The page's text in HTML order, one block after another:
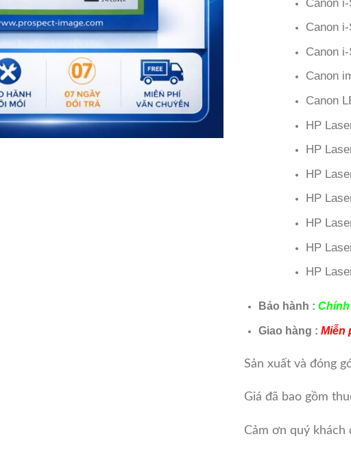
Canon
Canon
Canon
Canon
Canon
HP
HP
HP
HP
HP
HP
HP
Bảo hành :
Giao hàng : Miễn
Sản xuất và đóng
Giá đã bao gồm
Cảm ơn quý khách